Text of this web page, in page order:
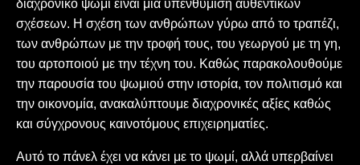
διαχρονικό ψωμί είναι μια υπενθύμιση αυθεντικών
σχέσεων. Η σχέση των ανθρώπων γύρω από το τραπέζι,
των ανθρώπων με την τροφή τους, του γεωργού με τη γη,
του αρτοποιού με την τέχνη του. Καθώς παρακολουθούμε
την παρουσία του ψωμιού στην ιστορία, τον πολιτισμό και
την οικονομία, ανακαλύπτουμε διαχρονικές αξίες καθώς
και σύγχρονους καινοτόμους επιχειρηματίες.
Αυτό το πάνελ έχει να κάνει με το ψωμί, αλλά υπερβαίνει